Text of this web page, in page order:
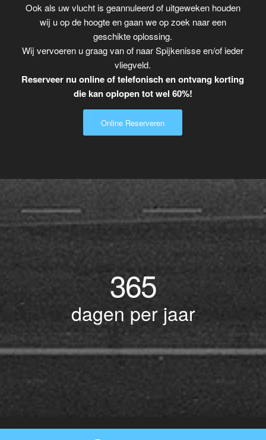
Ook als uw vlucht is geannuleerd of uitgeweken houden
wij u op de hoogte en gaan we op zoek naar een
geschikte oplossing.
Wij vervoeren u graag van of naar Spijkenisse en/of ieder
vliegveld.
Reserveer nu online of telefonisch en ontvang korting
die kan oplopen tot wel 60%!
Online Reserveren
365
dagen per jaar